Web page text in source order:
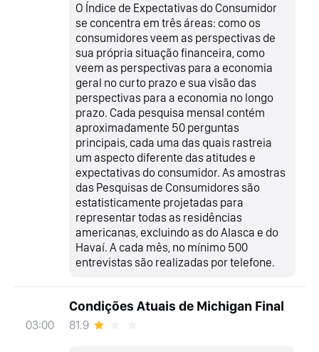
O Índice de Expectativas do Consumidor
se concentra em três áreas: como os
consumidores veem as perspectivas de
sua própria situação financeira, como
veem as perspectivas para a economia
geral no curto prazo e sua visão das
perspectivas para a economia no longo
prazo. Cada pesquisa mensal contém
aproximadamente 50 perguntas
principais, cada uma das quais rastreia
um aspecto diferente das atitudes e
expectativas do consumidor. As amostras
das Pesquisas de Consumidores são
estatisticamente projetadas para
representar todas as residências
americanas, excluindo as do Alasca e do
Havaí. A cada mês, no mínimo 500
entrevistas são realizadas por telefone.
03:00
Condições Atuais de Michigan Final
81.9